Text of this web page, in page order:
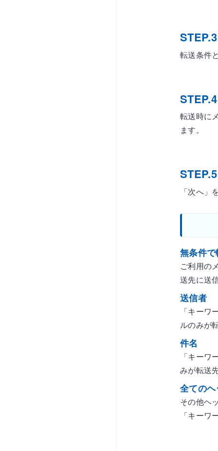
STEP.3
転送条件
STEP.4
転送時に
ます。
STEP.5
「次へ」
無条件
ご利用の
送先に送
送信者
「キー
ルのみが
件名
「キー
みが転送
全ての
その他ヘ
「キー